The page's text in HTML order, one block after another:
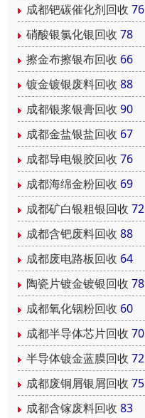
成都钯碳催化剂回收 76
硝酸银氯化银回收 78
擦金布擦银布回收 66
镀金镀银废料回收 88
成都银浆银膏回收 90
成都金盐银盐回收 67
成都导电银胶回收 76
成都海绵金粉回收 69
成都矿白银粗银回收 72
成都含钯废料回收 88
成都废电路板回收 64
陶瓷片镀金镀银回收 78
成都氧化铟粉回收 60
成都半导体芯片回收 70
半导体镀金蓝膜回收 72
成都废铜屑银屑回收 75
成都含镓废料回收 83